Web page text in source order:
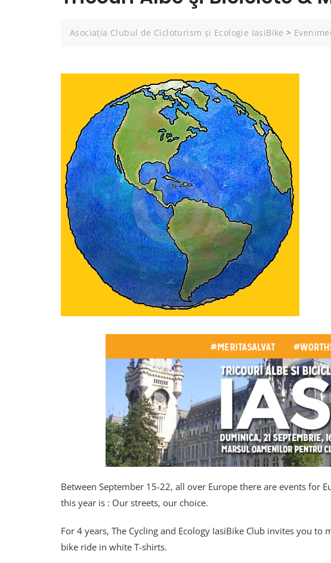
Asociația Clubul de Cicloturism și Ecologie IasiBike >
Between September 15-22, all over Europe there are events for
this year is : Our streets, our choice.
For 4 years, The Cycling and Ecology IasiBike Club invites you to
bike ride in white T-shirts.